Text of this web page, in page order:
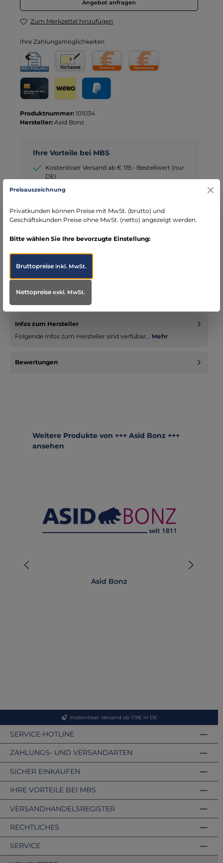
Angebot anfragen
Zum Merkzettel hinzufügen
Ihre Zahlungsmöglichkeiten
Produktnummer: 101034
Hersteller: Asid Bonz
Ihre Vorteile bei MBS
Kostenloser Versand ab € 119,- Bestellwert (nur
DE)
schneller Versand mit DHL
Bereich Notfallmedizin
Beschreibung
Ein Guedel-Tubus besteht aus einem abgeflachten, harten
Plastikrohr, das auf der einen Seite eine runde Auflagefläche
(Schi…
Infos zum Hersteller
Folgende Infos zum Hersteller sind verfübar... Mehr
Bewertungen
Produktgalerie überspringen
Weitere Produkte von +++ Asid Bonz +++
ansehen
Asid Bonz
Kostenloser Versand ab 119€ in DE
SERVICE-HOTLINE
ZAHLUNGS- UND VERSANDARTEN
VERSANDHANDELSREGISTER
SICHER EINKAUFEN
IHRE VORTEILE BEI MBS
RECHTLICHES
SERVICE
Preisauszeichnung
Privatkunden können Preise mit MwSt. (brutto) und
Geschäftskunden Preise ohne MwSt. (netto) angezeigt werden.
Bitte wählen Sie Ihre bevorzugte Einstellung:
Bruttopreiseinkl. MwSt.
Nettopreiseexkl. MwSt.